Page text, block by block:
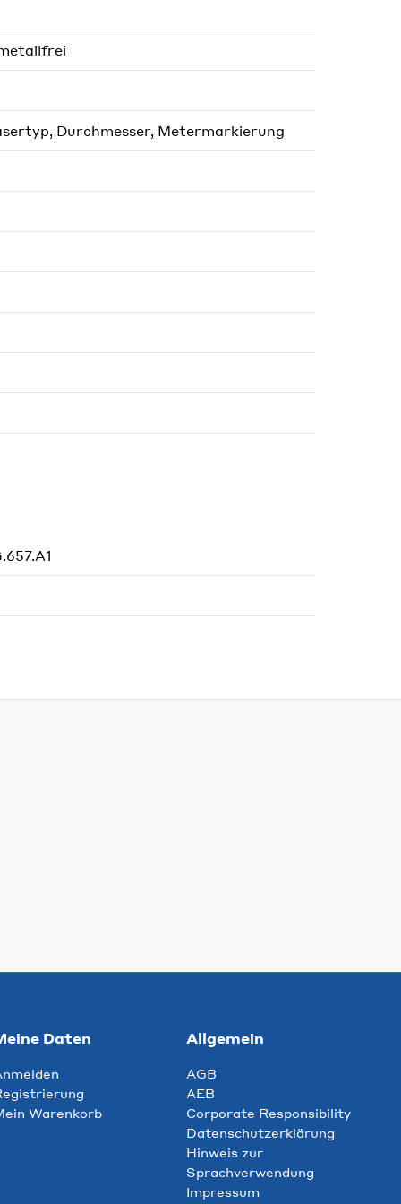
Durchmesser, Metermarkierung
Daten
Warenkorb
Allgemein
AGB
AEB
Corporate Responsibility
Datenschutzerklärung
Hinweis zur
Sprachverwendung
Impressum